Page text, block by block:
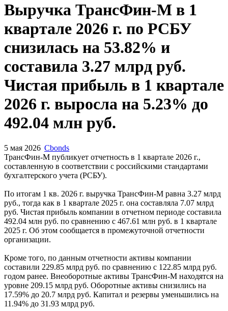
Выручка ТрансФин-М в 1
квартале 2026 г. по РСБУ
снизилась на 53.82% и
составила 3.27 млрд руб.
Чистая прибыль в 1 квартале
2026 г. выросла на 5.23% до
492.04 млн руб.
5 мая 2026 Cbonds
ТрансФин-М публикует отчетность в 1 квартале 2026 г.,
составленную в соответствии с российскими стандартами
бухгалтерского учета (РСБУ).
По итогам 1 кв. 2026 г. выручка ТрансФин-М равна 3.27 млрд
руб., тогда как в 1 квартале 2025 г. она составляла 7.07 млрд
руб. Чистая прибыль компании в отчетном периоде составила
492.04 млн руб. по сравнению с 467.61 млн руб. в 1 квартале
2025 г. Об этом сообщается в промежуточной отчетности
организации.
Кроме того, по данным отчетности активы компании
составили 229.85 млрд руб. по сравнению с 122.85 млрд руб.
годом ранее. Внеоборотные активы ТрансФин-М находятся на
уровне 209.15 млрд руб. Оборотные активы снизились на
17.59% до 20.7 млрд руб. Капитал и резервы уменьшились на
11.94% до 31.93 млрд руб.